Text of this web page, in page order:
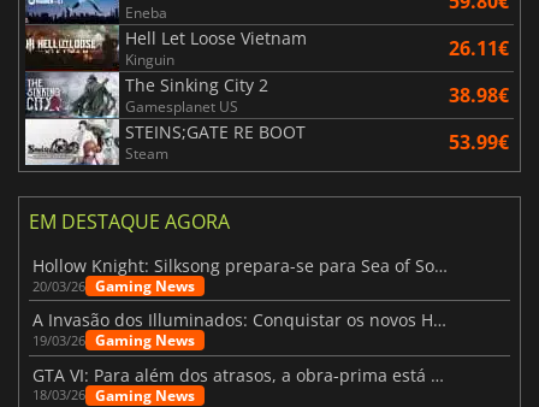
Eneba
Hell Let Loose Vietnam
Kinguin 26.11€
The Sinking City 2
Gamesplanet US 38.98€
STEINS;GATE RE BOOT
Steam 53.99€
EM DESTAQUE AGORA
Hollow Knight: Silksong prepara-se para Sea of Sorrow com um patch
20/03/26 Gaming News
A Invasão dos Illuminados: Conquistar os novos Helldivers 2 Atualização!
19/03/26 Gaming News
GTA VI: Para além dos atrasos, a obra-prima está quase a chegar
18/03/26 Gaming News